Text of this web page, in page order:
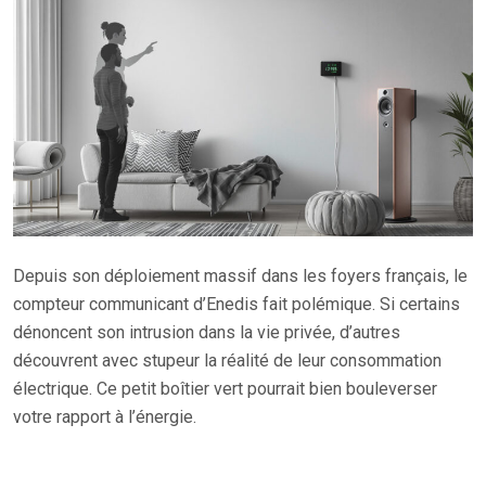
Depuis son déploiement massif dans les foyers français, le
compteur communicant d’Enedis fait polémique. Si certains
dénoncent son intrusion dans la vie privée, d’autres
découvrent avec stupeur la réalité de leur consommation
électrique. Ce petit boîtier vert pourrait bien bouleverser
votre rapport à l’énergie.